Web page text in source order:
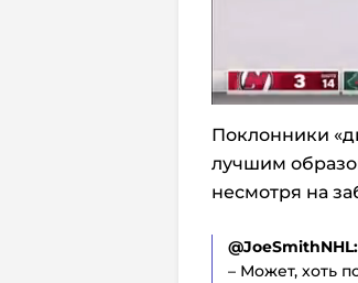
Поклонники
лучшим
несмотря на
@JoeSmithNHL:
– Может, хоть